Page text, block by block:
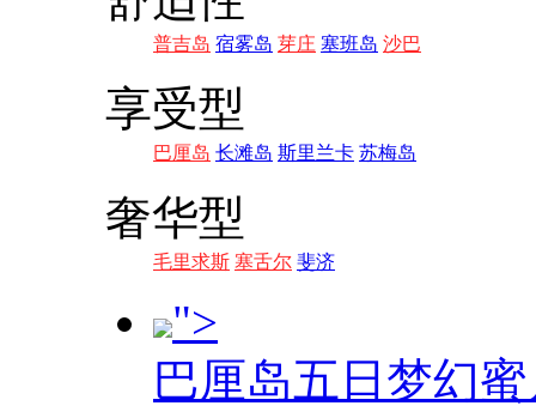
普吉岛 宿雾岛 芽庄 塞班岛 沙巴
享受型
巴厘岛 长滩岛 斯里兰卡 苏梅岛
奢华型
毛里求斯 塞舌尔 斐济
">
巴厘岛五日梦幻